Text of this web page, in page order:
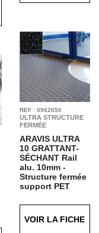
REF : 0962050
ULTRA STRUCTURE
FERMÉE
ARAVIS ULTRA
10 GRATTANT-
SÉCHANTRail
alu. 10mm -
Structure fermée
support PET
Finition : GRATTANT
gris T61
VOIR LA FICHE